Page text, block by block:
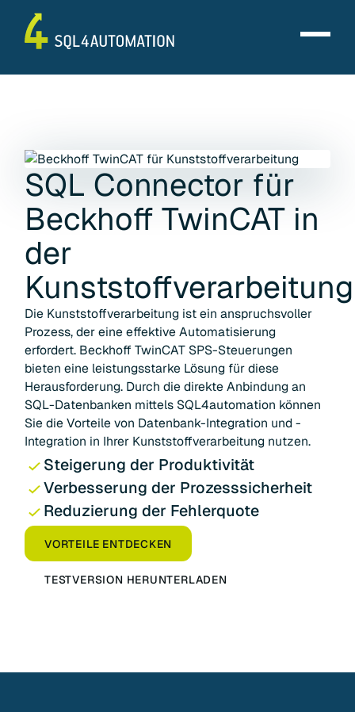
SQL Connector für
Beckhoff TwinCAT in
der
Kunststoffverarbeitung
Die Kunststoffverarbeitung ist ein anspruchsvoller
Prozess, der eine effektive Automatisierung
erfordert. Beckhoff TwinCAT SPS-Steuerungen
bieten eine leistungsstarke Lösung für diese
Herausforderung. Durch die direkte Anbindung an
SQL-Datenbanken mittels SQL4automation können
Sie die Vorteile von Datenbank-Integration und -
Integration in Ihrer Kunststoffverarbeitung nutzen.
Steigerung der Produktivität
Verbesserung der Prozesssicherheit
Reduzierung der Fehlerquote
VORTEILE ENTDECKEN
TESTVERSION HERUNTERLADEN